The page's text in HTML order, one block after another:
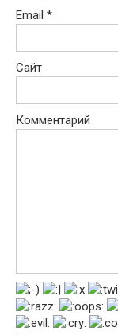
Email *
Сайт
Комментарий